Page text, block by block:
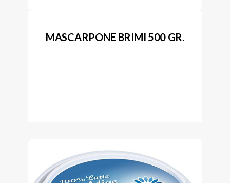
MASCARPONE BRIMI 500 GR.